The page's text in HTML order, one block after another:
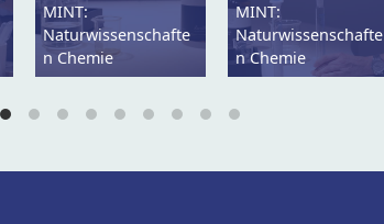
MINT:
Naturwissenschafte
n Chemie
MINT:
Naturwissenschafte
n Chemie